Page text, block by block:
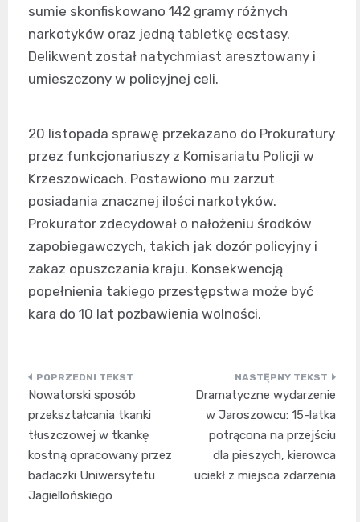
sumie skonfiskowano 142 gramy różnych
narkotyków oraz jedną tabletkę ecstasy.
Delikwent został natychmiast aresztowany i
umieszczony w policyjnej celi.
20 listopada sprawę przekazano do Prokuratury
przez funkcjonariuszy z Komisariatu Policji w
Krzeszowicach. Postawiono mu zarzut
posiadania znacznej ilości narkotyków.
Prokurator zdecydował o nałożeniu środków
zapobiegawczych, takich jak dozór policyjny i
zakaz opuszczania kraju. Konsekwencją
popełnienia takiego przestępstwa może być
kara do 10 lat pozbawienia wolności.
Nawigacja
wpisu
Nowatorski sposób
przekształcania tkanki
tłuszczowej w tkankę
kostną opracowany przez
badaczki Uniwersytetu
Jagiellońskiego
Dramatyczne wydarzenie
w Jaroszowcu: 15-latka
potrącona na przejściu
dla pieszych, kierowca
uciekł z miejsca zdarzenia